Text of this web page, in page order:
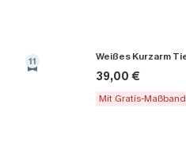
11
39,00 €
Mit Gratis-Maßband